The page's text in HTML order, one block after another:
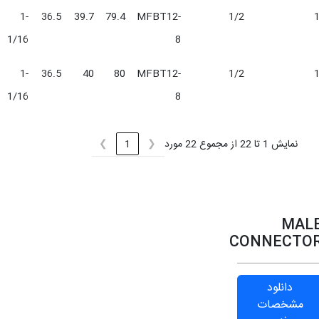
1/2
MFBT12-
8
79.4
39.7
36.5
1-
1/16
1/2
MFBT12-
8
80
40
36.5
1-
1/16
نمایش 1 تا 22 از مجموع 22 مورد ❮
1
❯
دانلود
مشخصات